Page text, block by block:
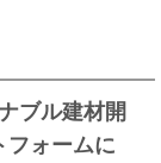
ブル建材開
ォームに